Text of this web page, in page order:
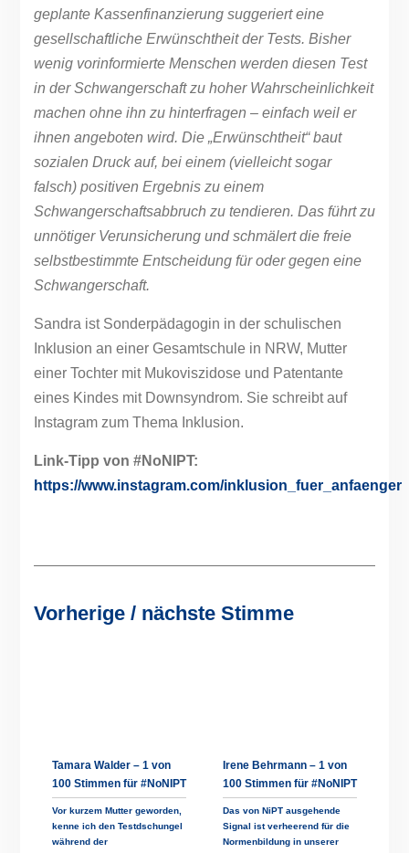
geplante Kassenfinanzierung suggeriert eine
gesellschaftliche Erwünschtheit der Tests. Bisher
wenig vorinformierte Menschen werden diesen Test
in der Schwangerschaft zu hoher Wahrscheinlichkeit
machen ohne ihn zu hinterfragen – einfach weil er
ihnen angeboten wird. Die „Erwünschtheit“ baut
sozialen Druck auf, bei einem (vielleicht sogar
falsch) positiven Ergebnis zu einem
Schwangerschaftsabbruch zu tendieren. Das führt zu
unnötiger Verunsicherung und schmälert die freie
selbstbestimmte Entscheidung für oder gegen eine
Schwangerschaft.
Sandra ist Sonderpädagogin in der schulischen
Inklusion an einer Gesamtschule in NRW, Mutter
einer Tochter mit Mukoviszidose und Patentante
eines Kindes mit Downsyndrom. Sie schreibt auf
Instagram zum Thema Inklusion.
Link-Tipp von #NoNIPT:
https://www.instagram.com/inklusion_fuer_anfaenger
Vorherige / nächste Stimme
Tamara Walder – 1 von
100 Stimmen für #NoNIPT
Vor kurzem Mutter geworden,
kenne ich den Testdschungel
während der
Irene Behrmann – 1 von
100 Stimmen für #NoNIPT
Das von NiPT ausgehende
Signal ist verheerend für die
Normenbildung in unserer